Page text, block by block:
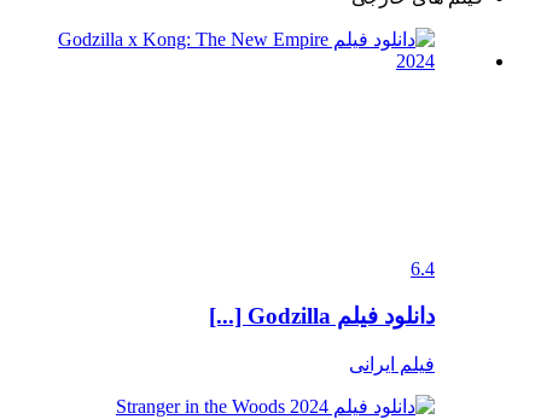
6.4
دانلود فیلم Godzilla [...]
فیلم ایرانی